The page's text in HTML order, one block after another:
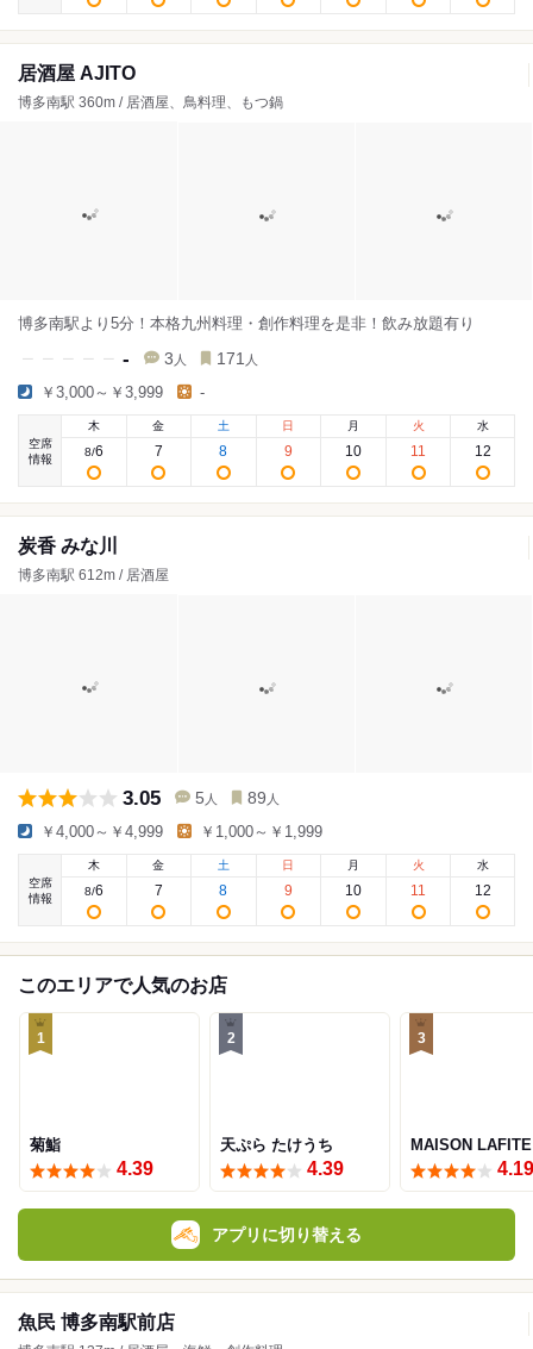
居酒屋 AJITO
博多南駅 360m / 居酒屋、鳥料理、もつ鍋
博多南駅より5分！本格九州料理・創作料理を是非！飲み放題有り
- 3 人 171 人
￥3,000～￥3,999 -
空席
情報
木
8/6
金
7
土
8
日
9
月
10
火
11
水
12
炭香 みな川
博多南駅 612m / 居酒屋
3.05 5 人 89 人
￥4,000～￥4,999 ￥1,000～￥1,999
空席
情報
木
8/6
金
7
土
8
日
9
月
10
火
11
水
12
このエリアで人気のお店
1
菊鮨
4.39
2
天ぷら たけうち
4.39
3
MAISON LAFITE
4.19
アプリに切り替える
魚民 博多南駅前店